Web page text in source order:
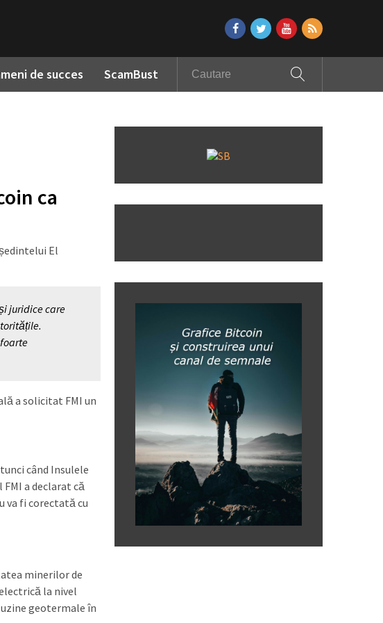
de succes ScamBust
ca
El
juridice care
a solicitat FMI un
când Insulele
a declarat că
va fi corectată cu
minerilor de
la nivel
geotermale în